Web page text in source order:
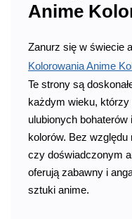
Anime
Zanurz się w świecie
Kolorowania Anime
Te strony są
każdym wieku,
ulubionych
kolorów. Bez
czy doświadczonym
oferują zabawny i
sztuki anime.